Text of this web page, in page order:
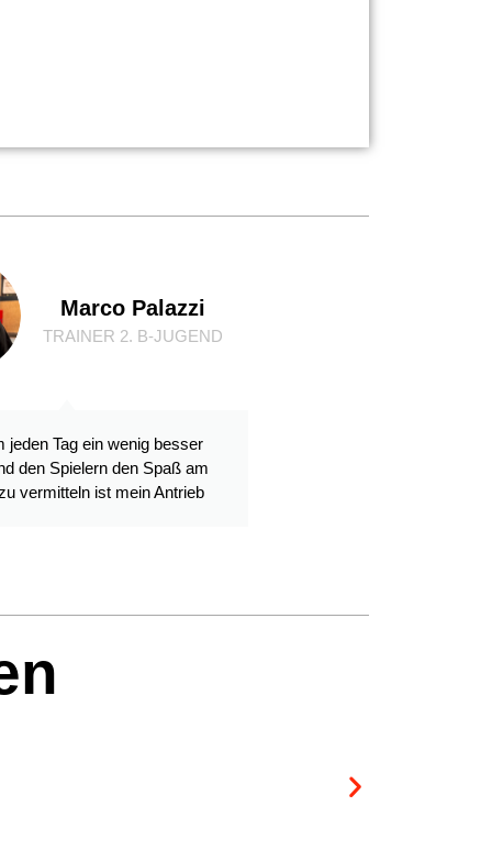
jeden Tag ein wenig besser
den Spielern den Spaß am
vermitteln ist mein Antrieb
Marco Palazzi
TRAINER 2. B-JUGEND